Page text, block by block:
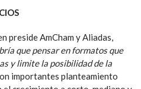
preside AmCham y Aliadas,
que pensar en formatos que
y limite la posibilidad de la
importantes planteamiento